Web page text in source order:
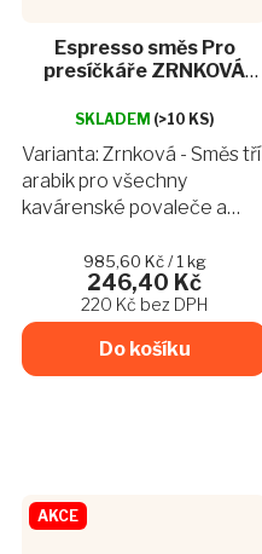
Espresso směs Pro
presíčkáře ZRNKOVÁ
SKLADEM (>10 KS)
220 Kč bez DPH
246,40 Kč
Měrná
cena:
985,60 Kč / 1 kg
Do košíku
Varianta: Zrnková - Směs tří
arabik pro všechny
kavárenské povaleče a
Speciálně namíchaná a
upražená tak, abyste si ji
mohli vychutnávat každý
den – ideálně...
AKCE